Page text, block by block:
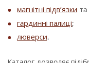
магнітні підв’язки та
гардинні палиці;
люверси.